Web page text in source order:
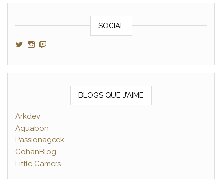
SOCIAL
Voir le profil de GamerAltris sur Twitter
Voir le profil de GamerAltris sur Instagram
BLOGS QUE J’AIME
Arkdev
Aquabon
Passionageek
GohanBlog
Little Gamers